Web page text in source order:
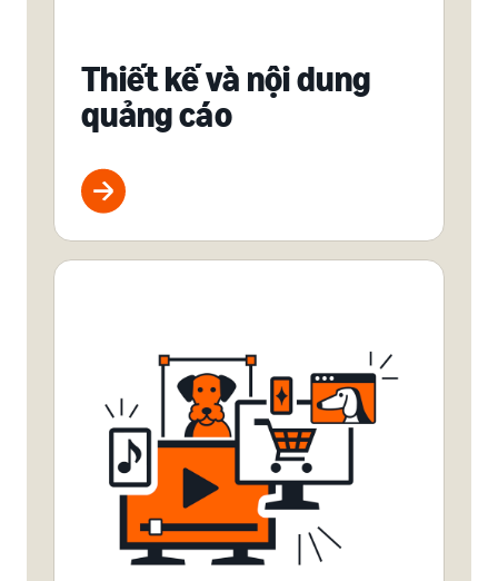
Thiết kế và nội dung
quảng cáo